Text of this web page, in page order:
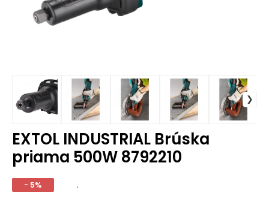
EXTOL INDUSTRIAL Brúska
priama 500W 8792210
- 5% .